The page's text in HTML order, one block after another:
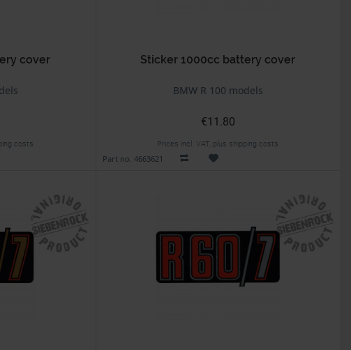
cover
costs
Sticker 1000cc battery cover
BMW R 100 models
€11.80
Prices incl. VAT, plus shipping costs
Part no. 4663621